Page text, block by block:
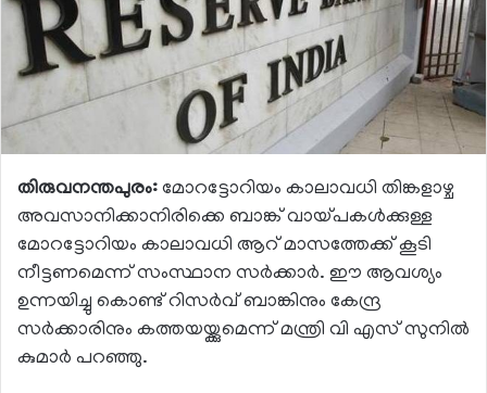
തിരുവനന്തപുരം: മോറട്ടോറിയം കാലാവധി തിങ്കളാഴ്ച
അവസാനിക്കാനിരിക്കെ ബാങ്ക് വായ്പകള്‍ക്കുള്ള
മോറട്ടോറിയം കാലാവധി ആറ് മാസത്തേക്ക് കൂടി
നീട്ടണമെന്ന് സംസ്ഥാന സര്‍ക്കാര്‍. ഈ ആവശ്യം
ഉന്നയിച്ചു കൊണ്ട് റിസര്‍വ് ബാങ്കിനും കേന്ദ്ര
സര്‍ക്കാരിനും കത്തയയ്ക്കുമെന്ന് മന്ത്രി വി എസ് സുനില്‍
കുമാര്‍ പറഞ്ഞു.